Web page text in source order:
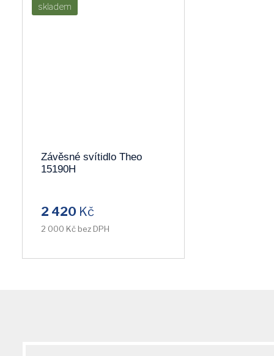
skladem
Závěsné svítidlo Theo
15190H
2 420 Kč
2 000 Kč bez DPH